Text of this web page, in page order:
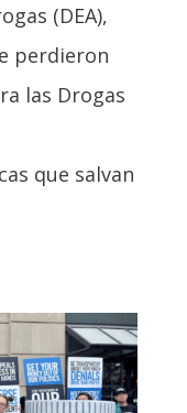
(DEA),
perdieron
las Drogas
que salvan